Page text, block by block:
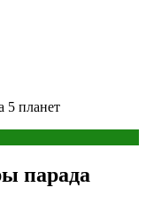
5 планет
парада